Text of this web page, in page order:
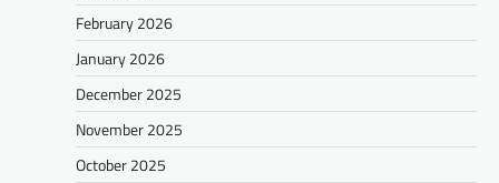
February 2026
January 2026
December 2025
November 2025
October 2025